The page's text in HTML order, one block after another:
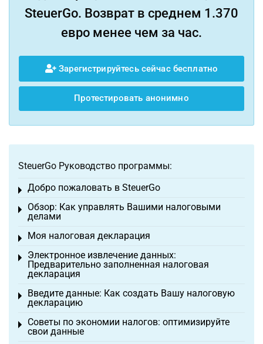
SteuerGo. Возврат в среднем 1.370
евро менее чем за час.
Зарегистрируйтесь сейчас бесплатно
Протестировать анонимно
SteuerGo Руководство программы:
Добро пожаловать в SteuerGo
Toggle menu
Обзор: Как управлять Вашими налоговыми
делами
Toggle menu
Моя налоговая декларация
Toggle menu
Электронное извлечение данных:
Предварительно заполненная налоговая
декларация
Toggle menu
Введите данные: Как создать Вашу налоговую
декларацию
Toggle menu
Советы по экономии налогов: оптимизируйте
свои данные
Toggle menu